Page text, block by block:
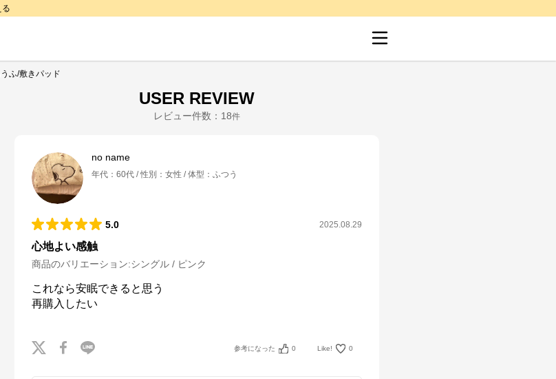
る
ふ/敷きパッド
USER REVIEW
レビュー件数： 18件
no name
年代 ： 60代 性別 ： 女性 体型 ： ふつう
5.0 2025.08.29
心地よい感触
商品のバリエーション:シングル / ピンク
これなら安眠できると思う
再購入したい
参考になった 0 Like! 0